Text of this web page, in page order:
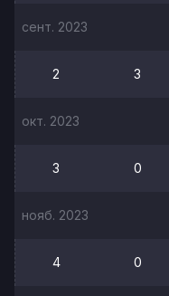
сент. 2023
2 3
окт. 2023
3 0
нояб. 2023
4 0